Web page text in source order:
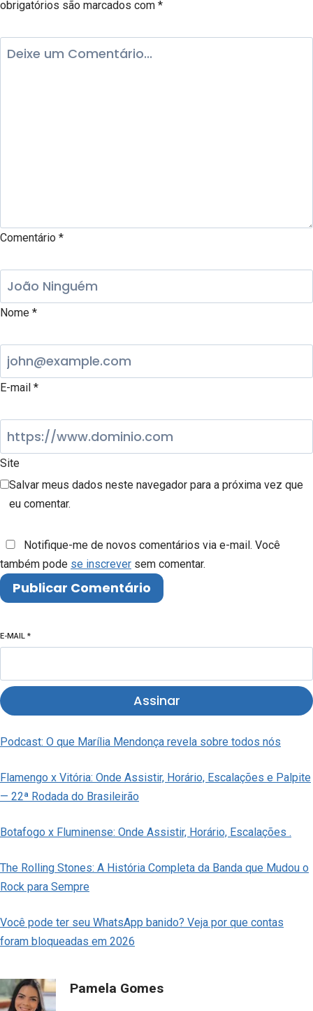
obrigatórios são marcados com *
Comentário *
Nome *
E-mail *
Site
Salvar meus dados neste navegador para a próxima vez que
eu comentar.
Notifique-me de novos comentários via e-mail. Você
também pode se inscrever sem comentar.
E-MAIL *
Assinar
Podcast: O que Marília Mendonça revela sobre todos nós
Flamengo x Vitória: Onde Assistir, Horário, Escalações e Palpite
— 22ª Rodada do Brasileirão
Botafogo x Fluminense: Onde Assistir, Horário, Escalações .
The Rolling Stones: A História Completa da Banda que Mudou o
Rock para Sempre
Você pode ter seu WhatsApp banido? Veja por que contas
foram bloqueadas em 2026
Pamela Gomes